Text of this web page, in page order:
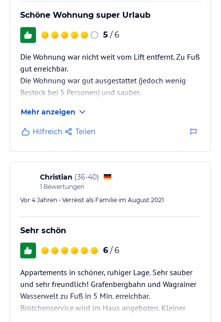
Sonstige Einrichtungen und Services
Gerne können täglich frische Brötchen vom örtlichen Bäcker
welche nicht reserviert werden müssen.
Hinweis:
Allgemeine und unverbindliche
Hoteliers-/Veranstalter-/Kataloginformationen. Alle Angaben
ohne Gewähr und ohne Prüfung durch HolidayCheck. Bitte
lies vor der Buchung die verbindlichen
jeweiligen Veranstalters.
Schöne Wohnung super Urlaub
5 / 6
Die Wohnung war nicht weit vom Lift entfernt. Zu Fuß
gut erreichbar.
Die Wohnung war gut ausgestattet (jedoch wenig
Besteck bei 5 Personen) und sauber.
Mehr anzeigen
Hilfreich Teilen
Christian (36-40)
1 Bewertungen
Vor 4 Jahren • Verreist als Familie im August 2021
Sehr schön
6 / 6
Appartements in schöner, ruhiger Lage. Sehr sauber
und sehr freundlich! Grafenbergbahn und Wagrainer
Wasserwelt zu Fuß in 5 Min. erreichbar.
Brötchenservice wird im Haus angeboten. Kleiner